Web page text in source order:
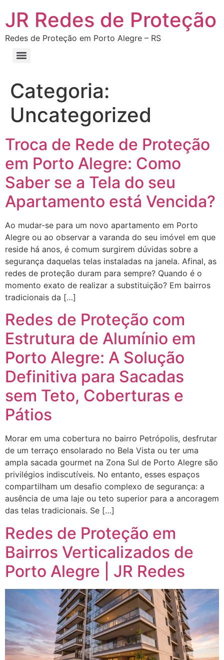
JR Redes de Proteção
Redes de Proteção em Porto Alegre – RS
Categoria:
Uncategorized
Troca de Rede de Proteção
em Porto Alegre: Como
Saber se a Tela do seu
Apartamento está Vencida?
Ao mudar-se para um novo apartamento em Porto
Alegre ou ao observar a varanda do seu imóvel em que
reside há anos, é comum surgirem dúvidas sobre a
segurança daquelas telas instaladas na janela. Afinal, as
redes de proteção duram para sempre? Quando é o
momento exato de realizar a substituição? Em bairros
tradicionais da […]
Redes de Proteção com
Estrutura de Alumínio em
Porto Alegre: A Solução
Definitiva para Sacadas
sem Teto, Coberturas e
Pátios
Morar em uma cobertura no bairro Petrópolis, desfrutar
de um terraço ensolarado no Bela Vista ou ter uma
ampla sacada gourmet na Zona Sul de Porto Alegre são
privilégios indiscutíveis. No entanto, esses espaços
compartilham um desafio complexo de segurança: a
ausência de uma laje ou teto superior para a ancoragem
das telas tradicionais. Se […]
Redes de Proteção em
Bairros Verticalizados de
Porto Alegre | JR Redes